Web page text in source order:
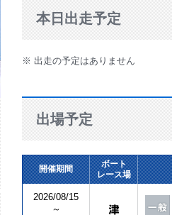
本日出走予定
※ 出走の予定はありません
出場予定
開催期間
ボート
レース場
2026/08/15
～